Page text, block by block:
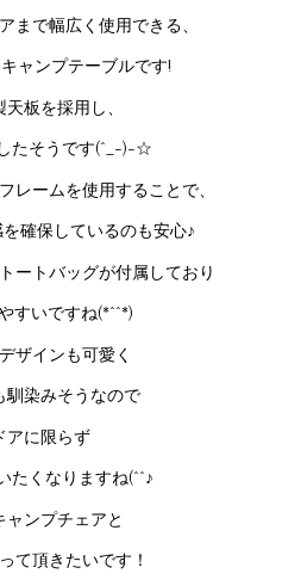
まで幅広く使用できる、
ャンプテーブルです!
板を採用し、
たそうです(^_-)-☆
レームを使用することで、
確保しているのも安心♪
ートバッグが付属しており
すいですね(*^^*)
ザインも可愛く
馴染みそうなので
アに限らず
たくなりますね(^^♪
ャンプチェアと
て頂きたいです！